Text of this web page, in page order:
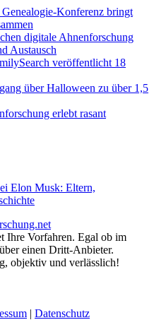
Konferenz bringt
digitale Ahnenforschung
Austausch
veröffentlicht 18
über Halloween zu über 1,5
erlebt rasant
Elon Musk: Eltern,
Ihre Vorfahren. Egal ob im
einen Dritt-Anbieter.
objektiv und verlässlich!
Datenschutz